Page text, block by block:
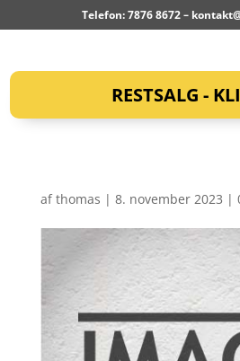
Telefon: 7876 8672 –
RESTSALG -
afthomas | 8. november 2023 |